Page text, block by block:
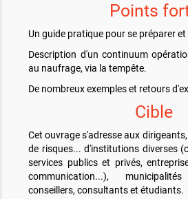
Points
Un guide pratique pour se préparer
Description d'un continuum
au naufrage, via la tempête.
De nombreux exemples et retours
Cible
Cet ouvrage s'adresse aux
de risques... d'institutions diverses
services publics et privés,
communication...),
conseillers, consultants et étudiants.